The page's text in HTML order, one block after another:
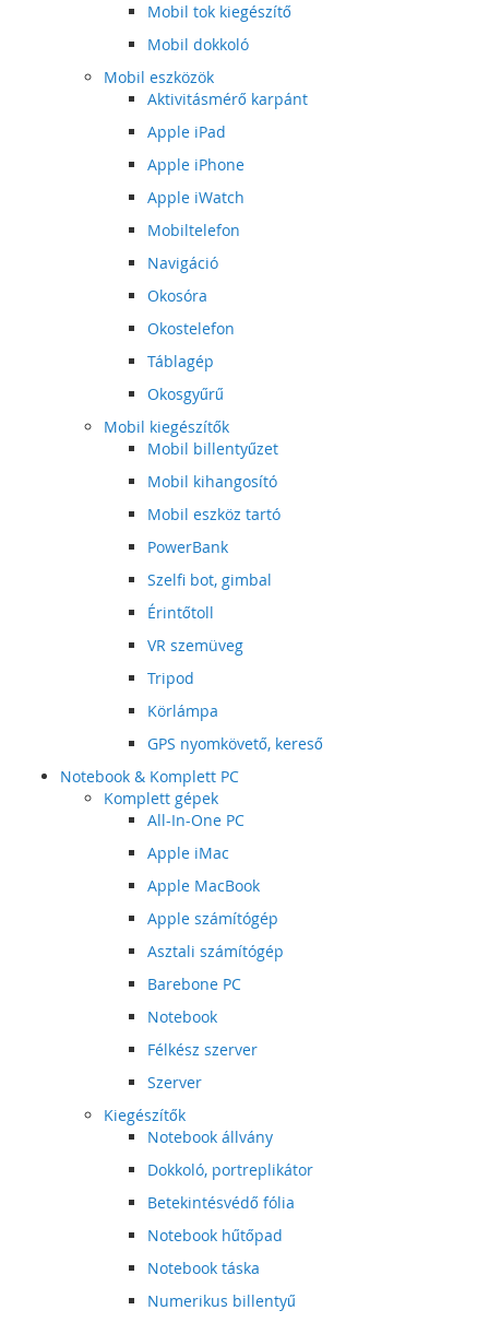
Mobil tok kiegészítő
Mobil dokkoló
Mobil eszközök
Aktivitásmérő karpánt
Apple iPad
Apple iPhone
Apple iWatch
Mobiltelefon
Navigáció
Okosóra
Okostelefon
Táblagép
Okosgyűrű
Mobil kiegészítők
Mobil billentyűzet
Mobil kihangosító
Mobil eszköz tartó
PowerBank
Szelfi bot, gimbal
Érintőtoll
VR szemüveg
Tripod
Körlámpa
GPS nyomkövető, kereső
Notebook & Komplett PC
Komplett gépek
All-In-One PC
Apple iMac
Apple MacBook
Apple számítógép
Asztali számítógép
Barebone PC
Notebook
Félkész szerver
Szerver
Kiegészítők
Notebook állvány
Dokkoló, portreplikátor
Betekintésvédő fólia
Notebook hűtőpad
Notebook táska
Numerikus billentyű